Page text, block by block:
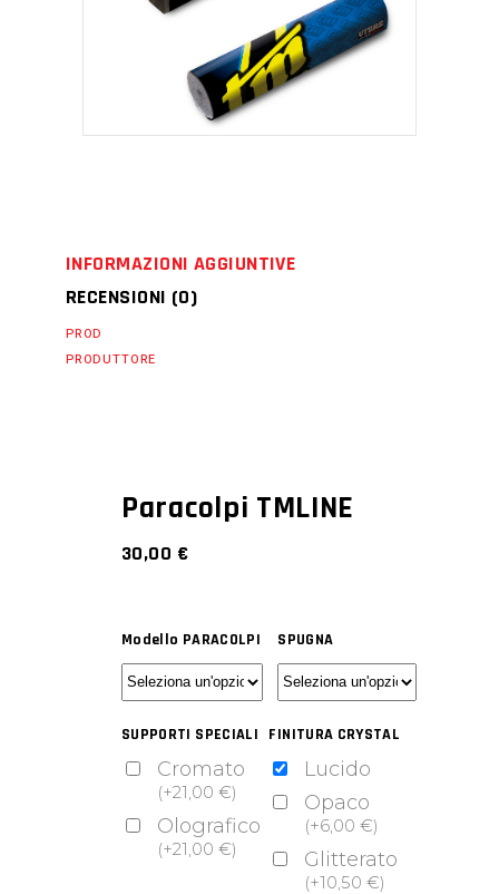
INFORMAZIONI AGGIUNTIVE
RECENSIONI (0)
PROD
PRODUTTORE
Paracolpi TMLINE
30,00 €
Modello PARACOLPI SPUGNA
SUPPORTI SPECIALI
Cromato
(+21,00 €)
Olografico
(+21,00 €)
FINITURA CRYSTAL
Lucido
Opaco
(+6,00€)
Glitterato
(+10,50€)